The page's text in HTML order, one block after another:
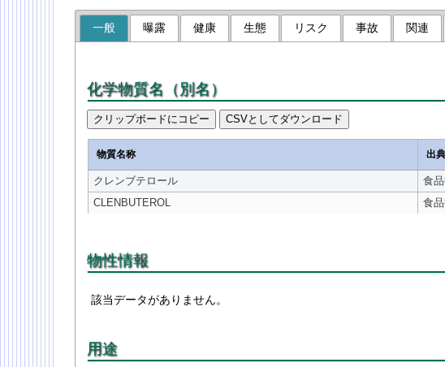
一般 曝露 健康 生態 リスク 事故 関連
化学物質名（別名）
クリップボードにコピー CSVとしてダウンロード
物質名称 出典
クレンブテロール
食
CLENBUTEROL
食
物性情報
該当データがありません。
用途